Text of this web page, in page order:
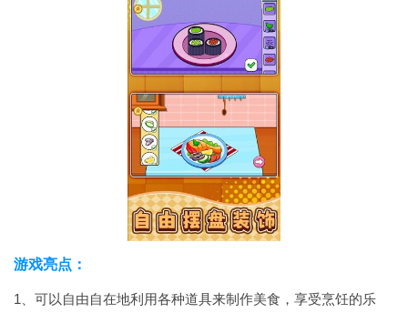
游戏亮点：
1、可以自由自在地利用各种道具来制作美食，享受烹饪的乐